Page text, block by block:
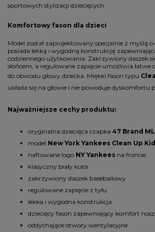
sportowych stylizacji dziecięcych.
Komfortowy fason dla dzieci
Model został zaprojektowany specjalnie z myślą
posiada lekką i wygodną konstrukcję
codziennego użytkowania. Zakrzywiony daszek
słońcem, a regulowane zapięcie umożliwia łatwe
do obwodu głowy dziecka. Miękki fason typu
układa się na głowie i nie powoduje dyskomfortu
Najważniejsze cechy produktu:
oryginalna dziecięca czapka 47 Brand
model New York Yankees Clean Up
haftowane logo NY Yankees na froncie
klasyczny biały kolor
zakrzywiony daszek baseballowy
regulowane zapięcie z tyłu
lekka i wygodna konstrukcja
dziecięcy fason zapewniający komfort
oddychające otwory wentylacyjne